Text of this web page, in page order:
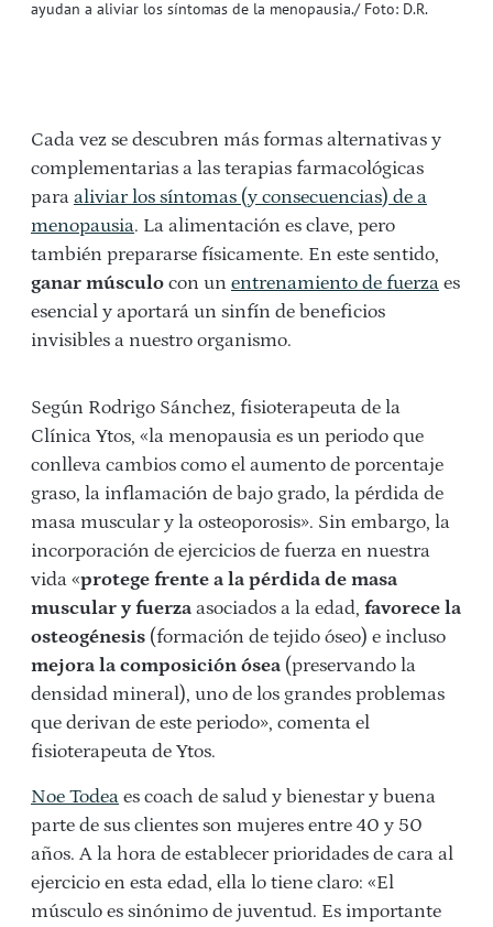
ayudan a aliviar los síntomas de la menopausia./ Foto: D.R.
Cada vez se descubren más formas alternativas y
complementarias a las terapias farmacológicas
para aliviar los síntomas (y consecuencias) de a
menopausia. La alimentación es clave, pero
también prepararse físicamente. En este sentido,
ganar músculo con un entrenamiento de fuerza es
esencial y aportará un sinfín de beneficios
invisibles a nuestro organismo.
Según Rodrigo Sánchez, fisioterapeuta de la
Clínica Ytos, «la menopausia es un periodo que
conlleva cambios como el aumento de porcentaje
graso, la inflamación de bajo grado, la pérdida de
masa muscular y la osteoporosis». Sin embargo, la
incorporación de ejercicios de fuerza en nuestra
vida «protege frente a la pérdida de masa
muscular y fuerza asociados a la edad, favorece la
osteogénesis (formación de tejido óseo) e incluso
mejora la composición ósea (preservando la
densidad mineral), uno de los grandes problemas
que derivan de este periodo», comenta el
fisioterapeuta de Ytos.
Noe Todea es coach de salud y bienestar y buena
parte de sus clientes son mujeres entre 40 y 50
años. A la hora de establecer prioridades de cara al
ejercicio en esta edad, ella lo tiene claro: «El
músculo es sinónimo de juventud. Es importante